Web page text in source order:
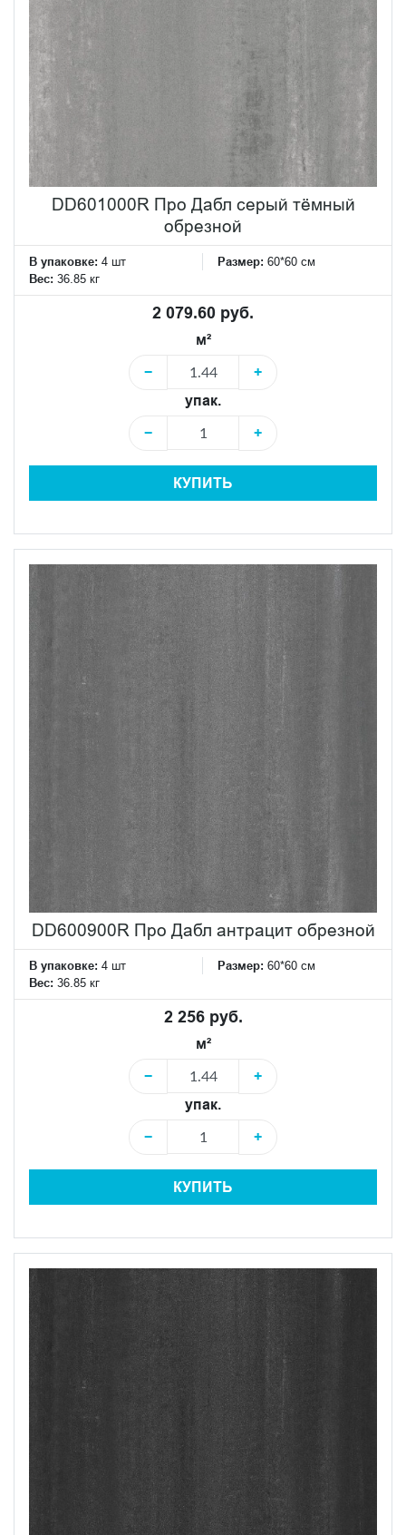
DD601000R Про Дабл серый тёмный
обрезной
В упаковке: 4 шт Размер: 60*60 см
Вес: 36.85 кг
2 079.60 руб.
м²
−
+
упак.
−
+
КУПИТЬ
DD600900R Про Дабл антрацит обрезной
В упаковке: 4 шт Размер: 60*60 см
Вес: 36.85 кг
2 256 руб.
м²
−
+
упак.
−
+
КУПИТЬ